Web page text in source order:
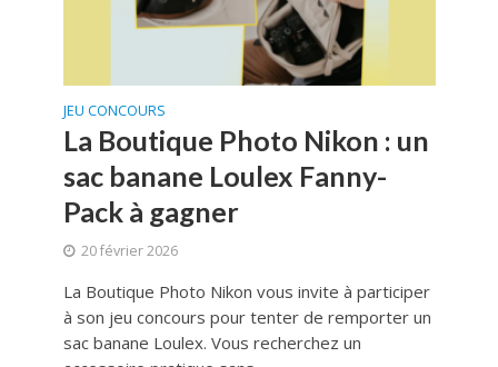
JEU CONCOURS
La Boutique Photo Nikon : un
sac banane Loulex Fanny-
Pack à gagner
20 février 2026
La Boutique Photo Nikon vous invite à participer
à son jeu concours pour tenter de remporter un
sac banane Loulex. Vous recherchez un